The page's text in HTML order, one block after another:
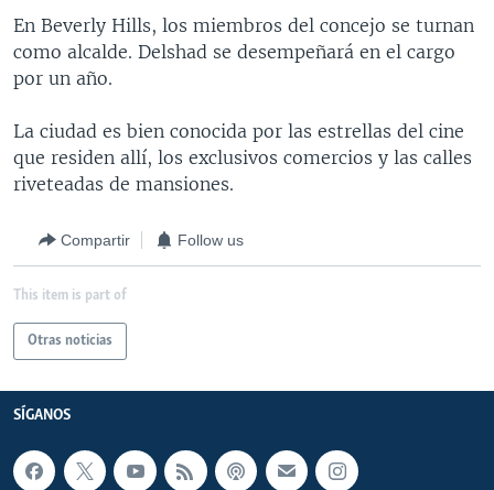
En Beverly Hills, los miembros del concejo se turnan
como alcalde. Delshad se desempeñará en el cargo
por un año.
La ciudad es bien conocida por las estrellas del cine
que residen allí, los exclusivos comercios y las calles
riveteadas de mansiones.
Compartir Follow us
This item is part of
Otras noticias
SÍGANOS